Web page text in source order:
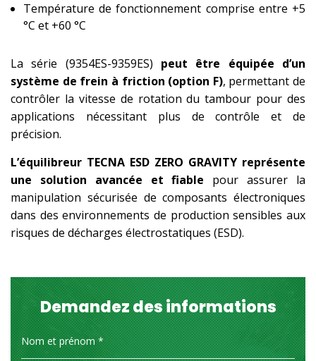
Température de fonctionnement comprise entre +5
°C et +60 °C
La série (9354ES-9359ES) peut être équipée d’un
système de frein à friction (option F), permettant de
contrôler la vitesse de rotation du tambour pour des
applications nécessitant plus de contrôle et de
précision.
L’équilibreur TECNA ESD ZERO GRAVITY représente
une solution avancée et fiable pour assurer la
manipulation sécurisée de composants électroniques
dans des environnements de production sensibles aux
risques de décharges électrostatiques (ESD).
Demandez des informations